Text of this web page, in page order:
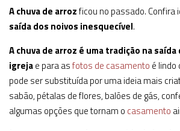
A chuva de arrozficou no passado. Confira
saída dos noivos inesquecível.
A chuva de arroz é uma tradição na
igrejae para asfotos de casamento é
pode ser substituída por uma ideia mais
sabão, pétalas de flores, balões de gás,
algumas opções que tornam o casamento